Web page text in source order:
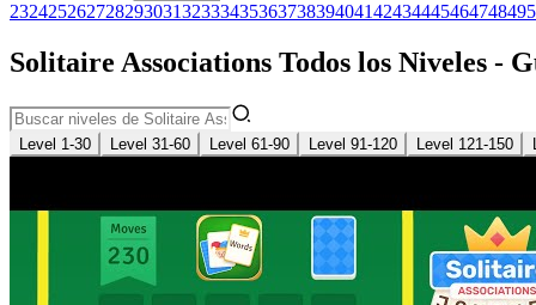
232425262728293031323334353637383940414243444546474849
Solitaire Associations Todos los Niveles -
Level 1-30 Level 31-60 Level 61-90 Level 91-120 Level 121-150